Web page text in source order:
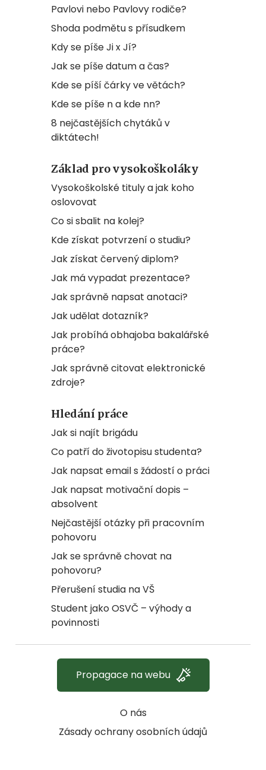
Pavlovi nebo Pavlovy rodiče?
Shoda podmětu s přísudkem
Kdy se píše Ji x Jí?
Jak se píše datum a čas?
Kde se píší čárky ve větách?
Kde se píše n a kde nn?
8 nejčastějších chytáků v
diktátech!
Základ pro vysokoškoláky
Vysokoškolské tituly a jak koho
oslovovat
Co si sbalit na kolej?
Kde získat potvrzení o studiu?
Jak získat červený diplom?
Jak má vypadat prezentace?
Jak správně napsat anotaci?
Jak udělat dotazník?
Jak probíhá obhajoba bakalářské
práce?
Jak správně citovat elektronické
zdroje?
Hledání práce
Jak si najít brigádu
Co patří do životopisu studenta?
Jak napsat email s žádostí o práci
Jak napsat motivační dopis –
absolvent
Nejčastější otázky při pracovním
pohovoru
Jak se správně chovat na
pohovoru?
Přerušení studia na VŠ
Student jako OSVČ – výhody a
povinnosti
O nás
Zásady ochrany osobních údajů
Propagace na webu